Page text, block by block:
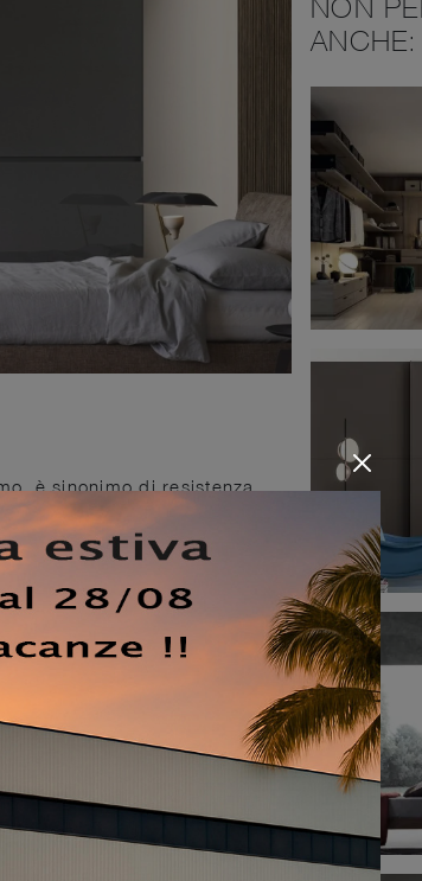
è sinonimo di resistenza,
Armadio a muro
per chi cerca
ed esteticamente
diverse per eleganza,
di Arredamento
qualità.
NON
ANCHE: